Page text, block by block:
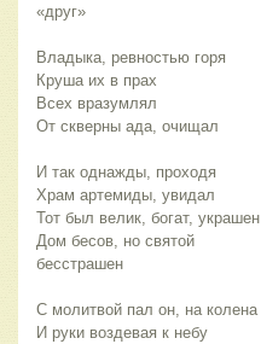
«друг»
Владыка, ревностью горя
Круша их в прах
Всех вразумлял
От скверны ада, очищал
И так однажды, проходя
Храм артемиды, увидал
Тот был велик, богат, украшен
Дом бесов, но святой
бесстрашен
С молитвой пал он, на колена
И руки воздевая к небу